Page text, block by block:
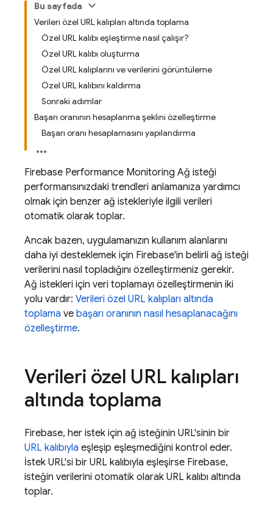
Bu sayfada
Verileri özel URL kalıpları altında toplama
Özel URL kalıbı eşleştirme nasıl çalışır?
Özel URL kalıbı oluşturma
Özel URL kalıplarını ve verilerini görüntüleme
Özel URL kalıbını kaldırma
Sonraki adımlar
Başarı oranının hesaplanma şeklini özelleştirme
Başarı oranı hesaplamasını yapılandırma
Firebase Performance Monitoring Ağ isteği
performansınızdaki trendleri anlamanıza yardımcı
olmak için benzer ağ istekleriyle ilgili verileri
otomatik olarak toplar.
Ancak bazen, uygulamanızın kullanım alanlarını
daha iyi desteklemek için Firebase'in belirli ağ isteği
verilerini nasıl topladığını özelleştirmeniz gerekir.
Ağ istekleri için veri toplamayı özelleştirmenin iki
yolu vardır: Verileri özel URL kalıpları altında
toplama ve başarı oranının nasıl hesaplanacağını
özelleştirme.
Verileri özel URL kalıpları
altında toplama
Firebase, her istek için ağ isteğinin URL'sinin bir
URL kalıbıyla eşleşip eşleşmediğini kontrol eder.
İstek URL'si bir URL kalıbıyla eşleşirse Firebase,
isteğin verilerini otomatik olarak URL kalıbı altında
toplar.